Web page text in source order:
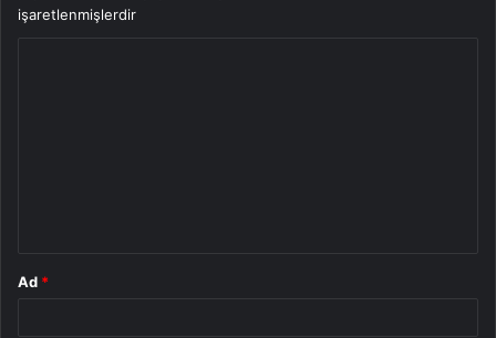
işaretlenmişlerdir
Ad *